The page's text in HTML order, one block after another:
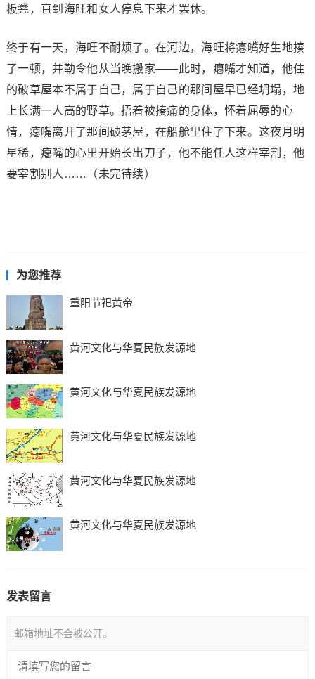
板凳，直到海旺和女人停息下来才罢休。
终于有一天，海旺不耐烦了。在河边，海旺将瘪嘴好生地揍
了一顿，并勒令他从当晚搬家——此时，瘪嘴才知道，他住
的破草屋本不属于自己，属于自己的那间屋早已经坍塌，地
上长满一人高的野草。捂着被揍痛的身体，怀着屈辱的心
情，瘪嘴离开了那间破茅屋，在船舱里住了下来。这夜月明
星稀，瘪嘴的心里开始长出刀子，他不能任人这样宰割，他
要宰割别人……（未完待续）
为您推荐
重阳节祀黄帝
黄河文化与华夏民族发源地
黄河文化与华夏民族发源地
黄河文化与华夏民族发源地
黄河文化与华夏民族发源地
黄河文化与华夏民族发源地
发表留言
邮箱地址不会被公开。